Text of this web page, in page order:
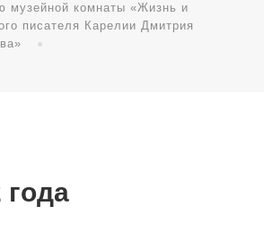
музейной комнаты «Жизнь и
писателя Карелии Дмитрия